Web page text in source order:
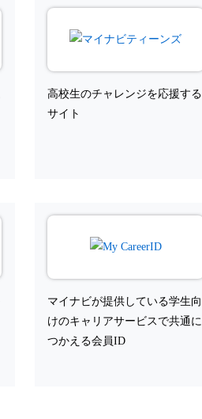
高校生のチャレンジを応援する
サイト
マイナビが提供している学生向
けのキャリアサービスで共通に
つかえる会員ID